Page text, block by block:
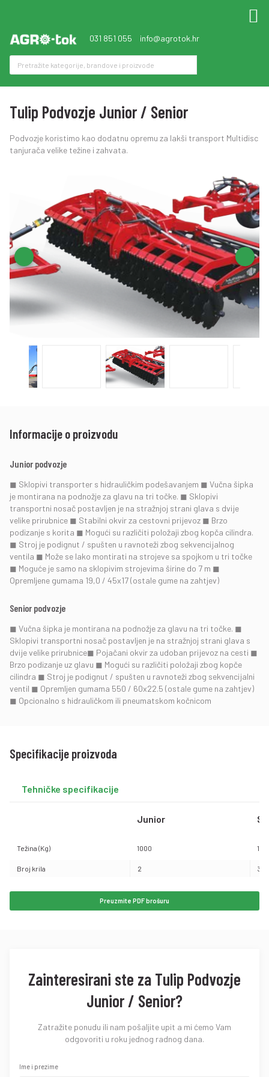
031 851 055 info@agrotok.hr
Tulip Podvozje Junior / Senior
Podvozje koristimo kao dodatnu opremu za lakši transport Multidisc
tanjurača velike težine i zahvata.
Informacije o proizvodu
Junior podvozje
◼ Sklopivi transporter s hidrauličkim podešavanjem ◼ Vučna šipka
je montirana na podnožje za glavu na tri točke. ◼ Sklopivi
transportni nosač postavljen je na stražnjoj strani glava s dvije
velike prirubnice ◼ Stabilni okvir za cestovni prijevoz ◼ Brzo
podizanje s korita ◼ Mogući su različiti položaji zbog kopča cilindra.
◼ Stroj je podignut / spušten u ravnoteži zbog sekvencijalnog
ventila ◼ Može se lako montirati na strojeve sa spojkom u tri točke
◼ Moguće je samo na sklopivim strojevima širine do 7 m ◼
Opremljene gumama 19,0 / 45x17 (ostale gume na zahtjev)
Senior podvozje
◼ Vučna šipka je montirana na podnožje za glavu na tri točke. ◼
Sklopivi transportni nosač postavljen je na stražnjoj strani glava s
dvije velike prirubnice◼ Pojačani okvir za udoban prijevoz na cesti ◼
Brzo podizanje uz glavu ◼ Mogući su različiti položaji zbog kopče
cilindra ◼ Stroj je podignut / spušten u ravnoteži zbog sekvencijalni
ventil ◼ Opremljen gumama 550 / 60x22.5 (ostale gume na zahtjev)
◼ Opcionalno s hidrauličkom ili pneumatskom kočnicom
Specifikacije proizvoda
Tehničke specifikacije
Junior
Težina (Kg) 1000
Broj krila 2 3
Preuzmite PDF brošuru
Zainteresirani ste za Tulip Podvozje
Junior / Senior?
Zatražite ponudu ili nam pošaljite upit a mi ćemo Vam
odgovoriti u roku jednog radnog dana.
Ime i prezime